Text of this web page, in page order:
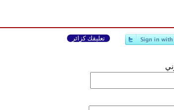
تعليقك كزائر